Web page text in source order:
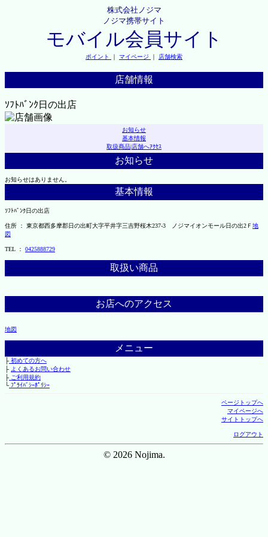
株式会社ノジマ
ノジマ携帯サイト
モバイル会員サイト
ポイント ｜ マイページ ｜ 店舗検索
店舗情報
ｿﾌﾄﾊﾞﾝｸ日の出店
お知らせ
基本情報
取扱商品|店舗へｱｸｾｽ
お知らせ
お知らせはありません。
基本情報
ｿﾌﾄﾊﾞﾝｸ日の出店
住所 ： 東京都西多摩郡日の出町大字平井字三吉野桜木237-3 ノジマイオンモール日の出2Ｆ 地
図
TEL ： 0425888729
取扱い商品
お店へのアクセス
地図
メニュー
├初めての方へ
├ よくあるお問い合わせ
├ご利用規約
└ﾌﾟﾗｲﾊﾞｼｰﾎﾟﾘｼｰ
ページトップへ
マイページへ
サイトトップへ
ログアウト
© 2026 Nojima.